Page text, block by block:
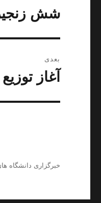
نوشته
نوشته
شش زنجیر
بعدی
نوشته
آغاز
خبرگزاری دانشگاه